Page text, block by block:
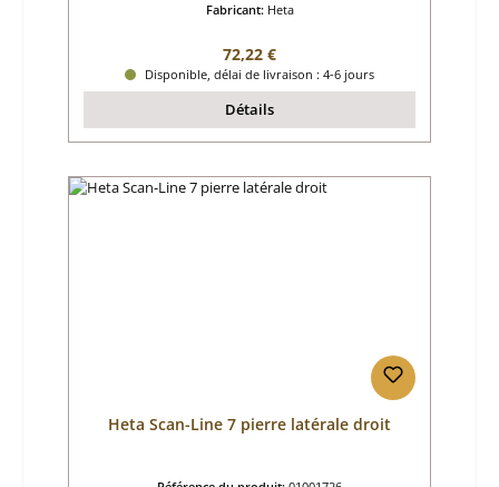
Fabricant: Heta
Prix régulier :
72,22 €
Disponible, délai de livraison : 4-6 jours
Détails
Heta Scan-Line 7 pierre latérale droit